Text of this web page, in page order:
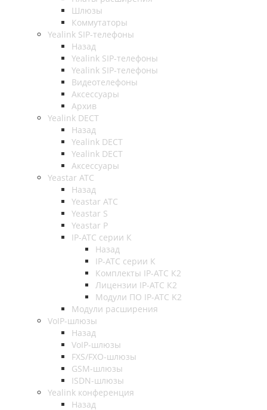
Шлюзы
Коммутаторы
Yealink SIP-телефоны
Назад
Yealink SIP-телефоны
Yealink SIP-телефоны
Видеотелефоны
Аксессуары
Архив
Yealink DECT
Назад
Yealink DECT
Yealink DECT
Аксессуары
Yeastar АТС
Назад
Yeastar АТС
Yeastar S
Yeastar P
IP-АТС серии К
Назад
IP-АТС серии К
Комплекты IP-АТС К2
Лицензии IP-АТС К2
Модули ПО IP-АТС K2
Модули расширения
VoIP-шлюзы
Назад
VoIP-шлюзы
FXS/FXO-шлюзы
GSM-шлюзы
ISDN-шлюзы
Yealink конференция
Назад